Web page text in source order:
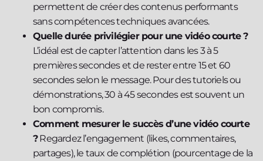
permettent de créer des contenus performants
sans compétences techniques avancées.
Quelle durée privilégier pour une vidéo courte ?
L’idéal est de capter l’attention dans les 3 à 5
premières secondes et de rester entre 15 et 60
secondes selon le message. Pour des tutoriels ou
démonstrations, 30 à 45 secondes est souvent un
bon compromis.
Comment mesurer le succès d’une vidéo courte
?Regardez l’engagement (likes, commentaires,
partages), le taux de complétion (pourcentage de la